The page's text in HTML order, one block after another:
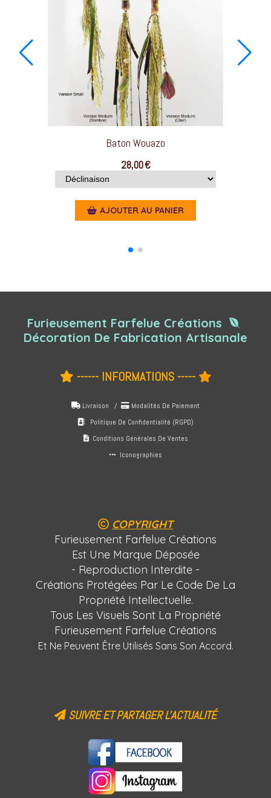
Bâton de protection
42,00 €
AJOUTER AU PANIER
Furieusement Farfelue Créations 
Décoration De Fabrication Artisanale
 ------ INFORMATIONS ----- 
 Livraison /  Modalités De Paiement
 Politique De Confidentialité (RGPD)
Conditions Générales De Ventes
 Iconographies
 COPYRIGHT
Furieusement Farfelue Créations
Est Une Marque Déposée
- Reproduction Interdite -
Créations Protégées Par Le Code De La
Propriété Intellectuelle.
Tous Les Visuels Sont La Propriété
Furieusement Farfelue Créations
Et Ne Peuvent Être Utilisés Sans Son Accord.
 SUIVRE ET PARTAGER L'ACTUALITÉ